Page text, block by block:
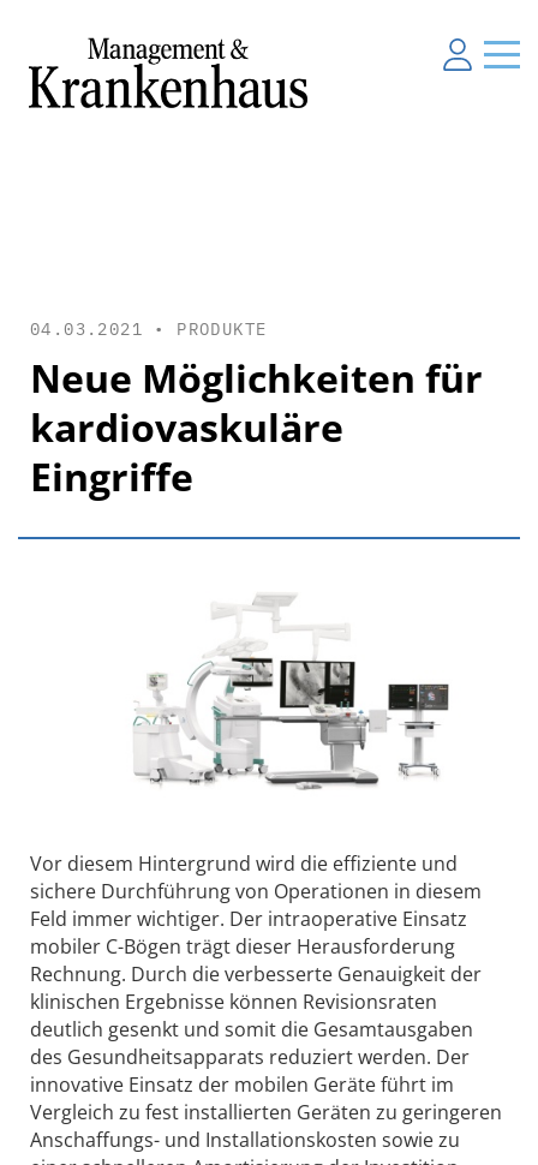
04.03.2021 • PRODUKTE
Neue Möglichkeiten für
kardiovaskuläre
Eingriffe
Vor diesem Hintergrund wird die effiziente und
sichere Durchführung von Operationen in diesem
Feld immer wichtiger. Der intraoperative Einsatz
mobiler C-Bögen trägt dieser Herausforderung
Rechnung. Durch die verbesserte Genauigkeit der
klinischen Ergebnisse können Revisionsraten
deutlich gesenkt und somit die Gesamtausgaben
des Gesundheitsapparats reduziert werden. Der
innovative Einsatz der mobilen Geräte führt im
Vergleich zu fest installierten Geräten zu geringeren
Anschaffungs- und Installationskosten sowie zu